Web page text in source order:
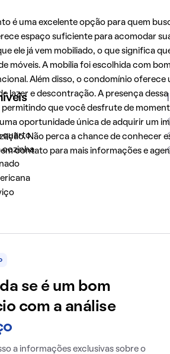
é uma excelente opção para quem
espaço suficiente para acomodar
ele já vem mobiliado, o que significa
móveis. A mobília foi escolhida com
Além disso, o condomínio
lazer e descontração. A presença
permitindo que você desfrute de
oportunidade única de adquirir um
Não perca a chance de conhecer
contato para mais informações e
quarto
cozinha
se é um bom
com a análise
a informações exclusivas sobre o